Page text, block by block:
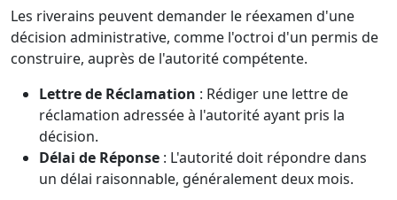
Les riverains peuvent demander le réexamen d'une
décision administrative, comme l'octroi d'un permis de
construire, auprès de l'autorité compétente.
Lettre de Réclamation : Rédiger une lettre de
réclamation adressée à l'autorité ayant pris la
décision.
Délai de Réponse : L'autorité doit répondre dans
un délai raisonnable, généralement deux mois.